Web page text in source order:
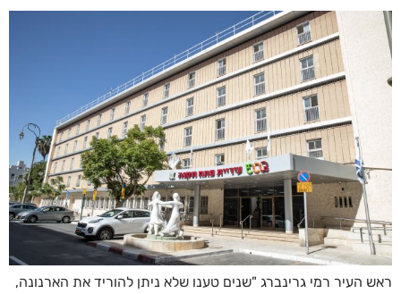
ראש העיר רמי גרינברג "שנים טענו שלא ניתן להוריד את הארנונה,